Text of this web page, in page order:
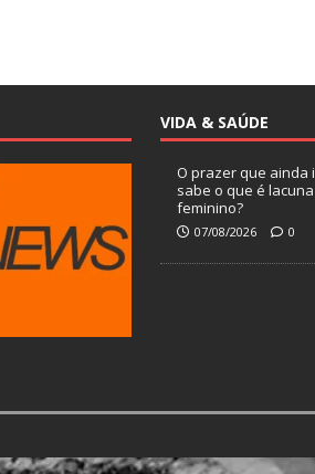
VIDA & SAÚDE
O prazer que ainda
sabe o que é
feminino?
07/08/2026 0